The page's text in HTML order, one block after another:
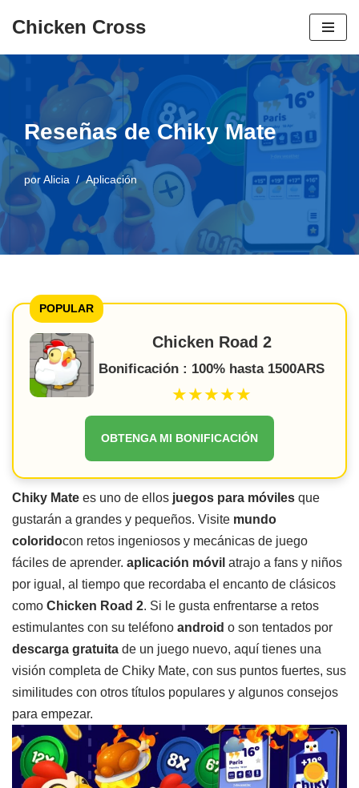
al
contenido
Chicken Cross
Reseñas de Chiky Mate
porAlicia Aplicación
POPULAR
Chicken Road 2
Bonificación : 100% hasta 1500ARS
★★★★★
OBTENGA MI BONIFICACIÓN
Chiky Mate es uno de ellos juegos para móviles que
gustarán a grandes y pequeños. Visite mundo
coloridocon retos ingeniosos y mecánicas de juego
fáciles de aprender. aplicación móvil atrajo a fans y niños
por igual, al tiempo que recordaba el encanto de clásicos
como Chicken Road 2. Si le gusta enfrentarse a retos
estimulantes con su teléfono android o son tentados por
descarga gratuita de un juego nuevo, aquí tienes una
visión completa de Chiky Mate, con sus puntos fuertes, sus
similitudes con otros títulos populares y algunos consejos
para empezar.